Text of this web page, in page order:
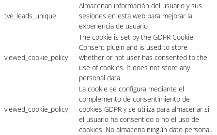
tve_leads_unique
Almacenan información del usuario y sus
sesiones en esta web para mejorar la
experiencia de usuario
viewed_cookie_policy
The cookie is set by the GDPR Cookie
Consent plugin and is used to store
whether or not user has consented to the
use of cookies. It does not store any
personal data.
viewed_cookie_policy
La cookie se configura mediante el
complemento de consentimiento de
cookies GDPR y se utiliza para almacenar si
el usuario ha consentido o no el uso de
cookies. No almacena ningún dato personal.